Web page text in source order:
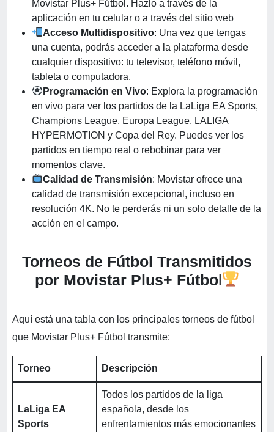
Movistar Plus+ Fútbol. Hazlo a través de la
aplicación en tu celular o a través del sitio web
Acceso Multidispositivo: Una vez que tengas
una cuenta, podrás acceder a la plataforma desde
cualquier dispositivo: tu televisor, teléfono móvil,
tableta o computadora.
Programación en Vivo: Explora la programación
en vivo para ver los partidos de la LaLiga EA Sports,
Champions League, Europa League, LALIGA
HYPERMOTION y Copa del Rey. Puedes ver los
partidos en tiempo real o rebobinar para ver
momentos clave.
Calidad de Transmisión: Movistar ofrece una
calidad de transmisión excepcional, incluso en
resolución 4K. No te perderás ni un solo detalle de la
acción en el campo.
Torneos de Fútbol Transmitidos
por Movistar Plus+ Fútbol
Aquí está una tabla con los principales torneos de fútbol
que Movistar Plus+ Fútbol transmite:
Torneo Descripción
LaLiga EA
Sports
Todos los partidos de la liga
española, desde los
enfrentamientos más emocionantes